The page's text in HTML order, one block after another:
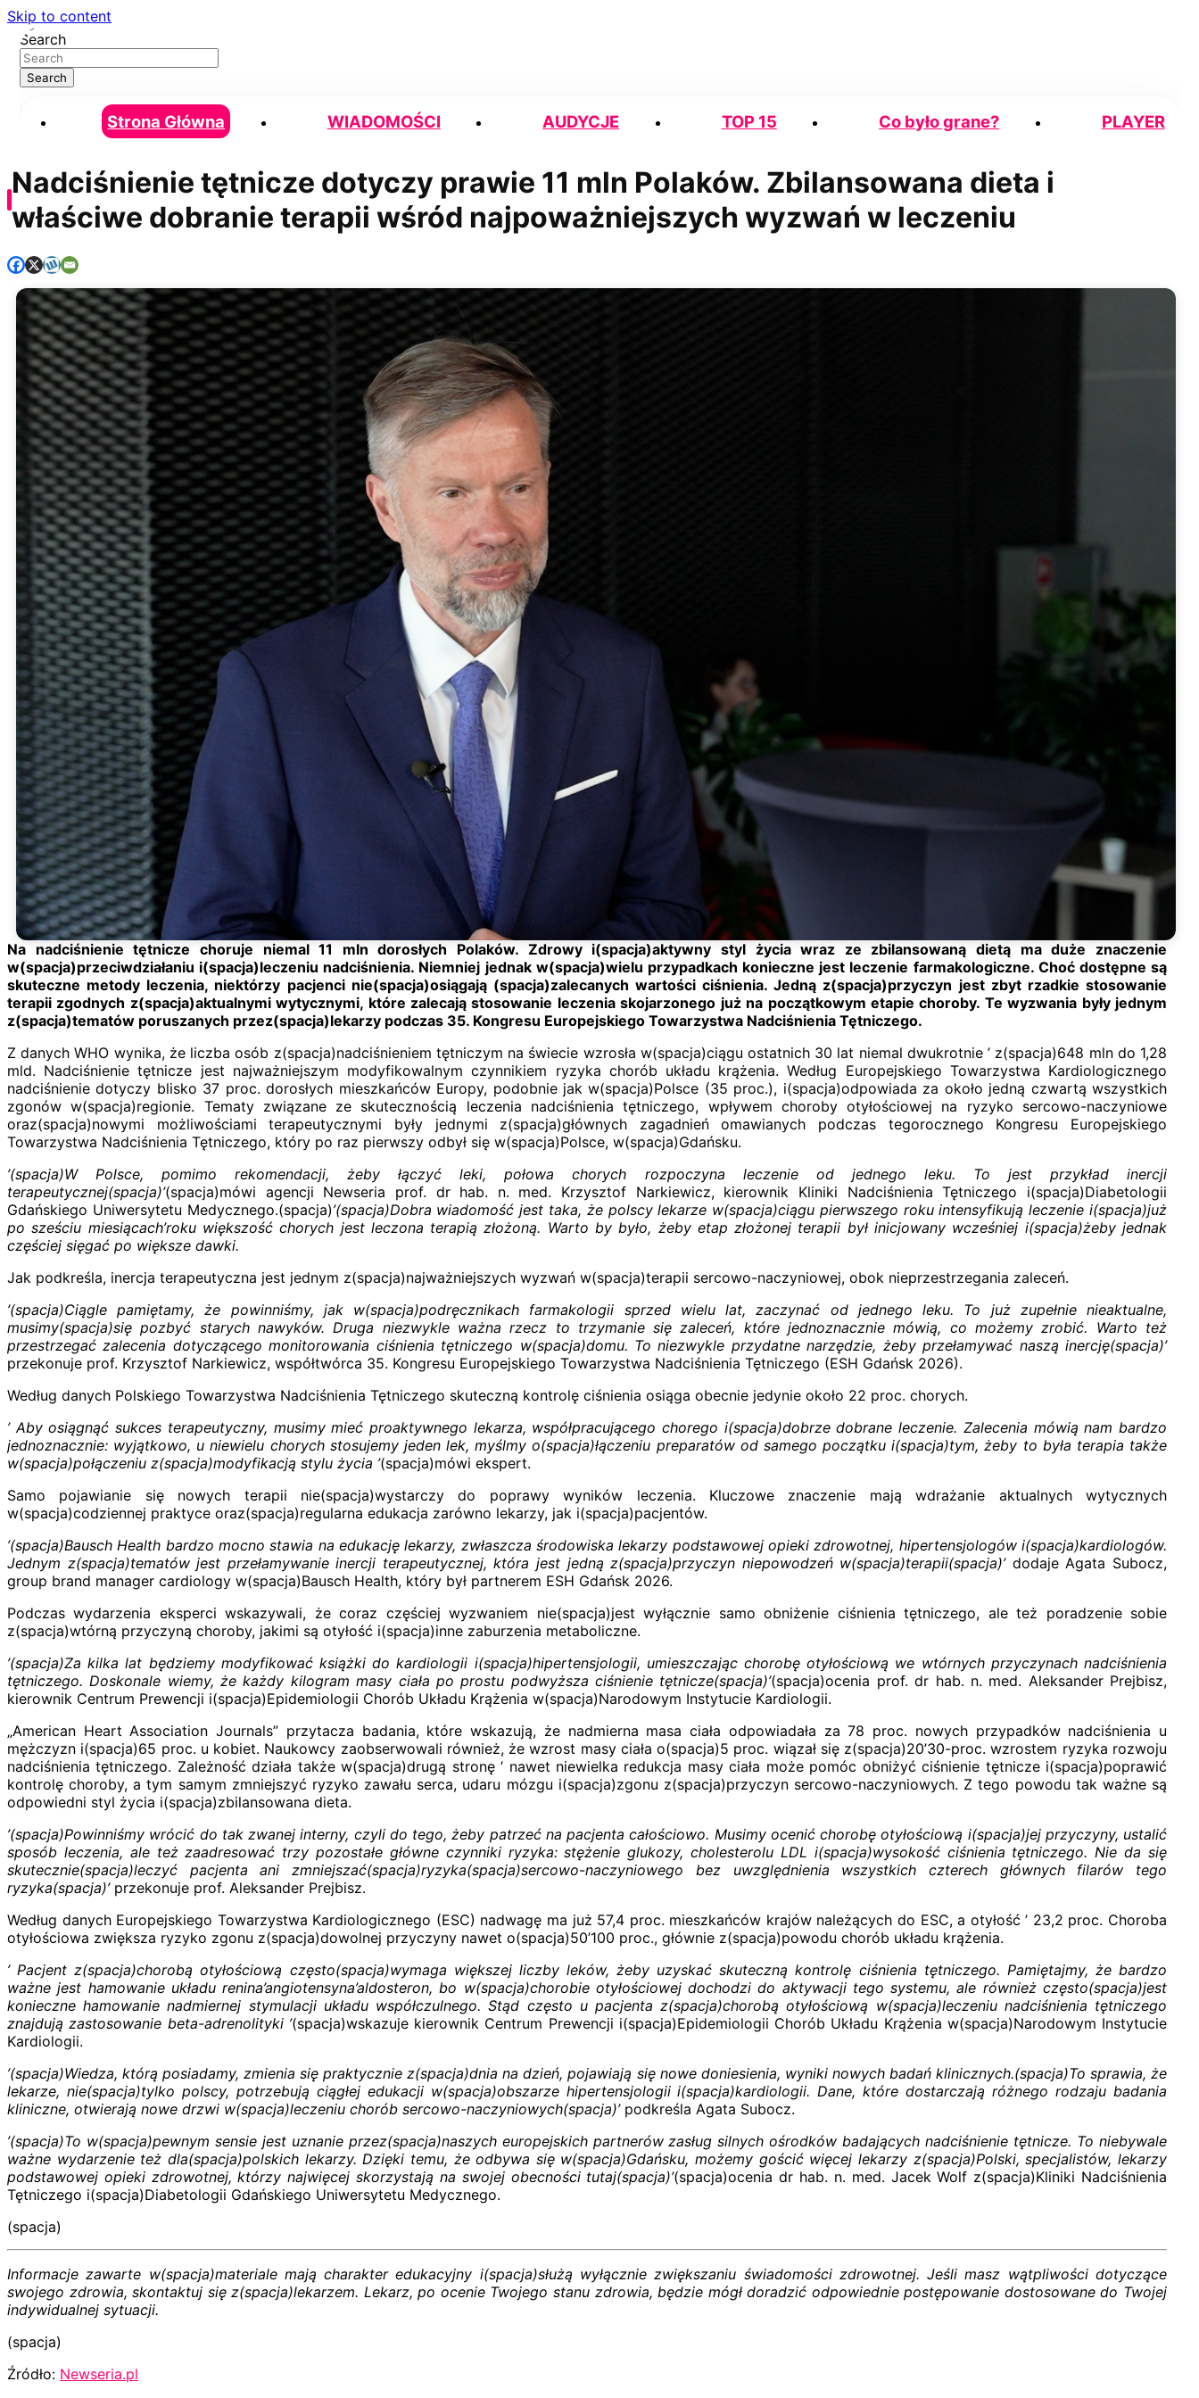
Skip to content
Search
Search
Strona Główna WIADOMOŚCI AUDYCJE TOP 15 Co było grane? PLAYER
Nadciśnienie tętnicze dotyczy prawie 11 mln Polaków. Zbilansowana dieta i
właściwe dobranie terapii wśród najpoważniejszych wyzwań w leczeniu
Na nadciśnienie tętnicze choruje niemal 11 mln dorosłych Polaków. Zdrowy i(spacja)aktywny styl życia wraz ze zbilansowaną dietą ma duże znaczenie
w(spacja)przeciwdziałaniu i(spacja)leczeniu nadciśnienia. Niemniej jednak w(spacja)wielu przypadkach konieczne jest leczenie farmakologiczne. Choć dostępne są
skuteczne metody leczenia, niektórzy pacjenci nie(spacja)osiągają (spacja)zalecanych wartości ciśnienia. Jedną z(spacja)przyczyn jest zbyt rzadkie stosowanie
terapii zgodnych z(spacja)aktualnymi wytycznymi, które zalecają stosowanie leczenia skojarzonego już na początkowym etapie choroby. Te wyzwania były jednym
z(spacja)tematów poruszanych przez(spacja)lekarzy podczas 35. Kongresu Europejskiego Towarzystwa Nadciśnienia Tętniczego.
Z danych WHO wynika, że liczba osób z(spacja)nadciśnieniem tętniczym na świecie wzrosła w(spacja)ciągu ostatnich 30 lat niemal dwukrotnie ’ z(spacja)648 mln do 1,28
mld. Nadciśnienie tętnicze jest najważniejszym modyfikowalnym czynnikiem ryzyka chorób układu krążenia. Według Europejskiego Towarzystwa Kardiologicznego
nadciśnienie dotyczy blisko 37 proc. dorosłych mieszkańców Europy, podobnie jak w(spacja)Polsce (35 proc.), i(spacja)odpowiada za około jedną czwartą wszystkich
zgonów w(spacja)regionie. Tematy związane ze skutecznością leczenia nadciśnienia tętniczego, wpływem choroby otyłościowej na ryzyko sercowo-naczyniowe
oraz(spacja)nowymi możliwościami terapeutycznymi były jednymi z(spacja)głównych zagadnień omawianych podczas tegorocznego Kongresu Europejskiego
Towarzystwa Nadciśnienia Tętniczego, który po raz pierwszy odbył się w(spacja)Polsce, w(spacja)Gdańsku.
’(spacja)W Polsce, pomimo rekomendacji, żeby łączyć leki, połowa chorych rozpoczyna leczenie od jednego leku. To jest przykład inercji
terapeutycznej(spacja)’(spacja)mówi agencji Newseria prof. dr hab. n. med. Krzysztof Narkiewicz, kierownik Kliniki Nadciśnienia Tętniczego i(spacja)Diabetologii
Gdańskiego Uniwersytetu Medycznego.(spacja)’(spacja)Dobra wiadomość jest taka, że polscy lekarze w(spacja)ciągu pierwszego roku intensyfikują leczenie i(spacja)już
po sześciu miesiącach’roku większość chorych jest leczona terapią złożoną. Warto by było, żeby etap złożonej terapii był inicjowany wcześniej i(spacja)żeby jednak
częściej sięgać po większe dawki.
Jak podkreśla, inercja terapeutyczna jest jednym z(spacja)najważniejszych wyzwań w(spacja)terapii sercowo-naczyniowej, obok nieprzestrzegania zaleceń.
’(spacja)Ciągle pamiętamy, że powinniśmy, jak w(spacja)podręcznikach farmakologii sprzed wielu lat, zaczynać od jednego leku. To już zupełnie nieaktualne,
musimy(spacja)siępozbyć starych nawyków. Druga niezwykle ważna rzecz to trzymanie się zaleceń, które jednoznacznie mówią, co możemy zrobić. Warto też
przestrzegać zalecenia dotyczącego monitorowania ciśnienia tętniczego w(spacja)domu. To niezwykle przydatne narzędzie, żeby przełamywać naszą inercję(spacja)’
przekonuje prof. Krzysztof Narkiewicz, współtwórca 35. Kongresu Europejskiego Towarzystwa Nadciśnienia Tętniczego (ESH Gdańsk 2026).
Według danych Polskiego Towarzystwa Nadciśnienia Tętniczego skuteczną kontrolę ciśnienia osiąga obecnie jedynie około 22 proc. chorych.
’ Aby osiągnąć sukces terapeutyczny, musimy mieć proaktywnego lekarza, współpracującego chorego i(spacja)dobrze dobrane leczenie. Zalecenia mówią nam bardzo
jednoznacznie: wyjątkowo, u niewielu chorych stosujemy jeden lek, myślmy o(spacja)łączeniu preparatów od samego początku i(spacja)tym, żeby to była terapia także
w(spacja)połączeniu z(spacja)modyfikacją stylu życia ’(spacja)mówi ekspert.
Samo pojawianie się nowych terapii nie(spacja)wystarczy do poprawy wyników leczenia. Kluczowe znaczenie mają wdrażanie aktualnych wytycznych
w(spacja)codziennej praktyce oraz(spacja)regularna edukacja zarówno lekarzy, jak i(spacja)pacjentów.
’(spacja)Bausch Health bardzo mocno stawia na edukację lekarzy, zwłaszcza środowiska lekarzy podstawowej opieki zdrowotnej, hipertensjologów i(spacja)kardiologów.
Jednym z(spacja)tematów jest przełamywanie inercji terapeutycznej, która jest jedną z(spacja)przyczyn niepowodzeń w(spacja)terapii(spacja)’dodaje Agata Subocz,
group brand manager cardiology w(spacja)Bausch Health, który był partnerem ESH Gdańsk 2026.
Podczas wydarzenia eksperci wskazywali, że coraz częściej wyzwaniem nie(spacja)jest wyłącznie samo obniżenie ciśnienia tętniczego, ale też poradzenie sobie
z(spacja)wtórną przyczyną choroby, jakimi są otyłość i(spacja)inne zaburzenia metaboliczne.
’(spacja)Za kilka lat będziemy modyfikować książki do kardiologii i(spacja)hipertensjologii, umieszczając chorobę otyłościową we wtórnych przyczynach nadciśnienia
tętniczego. Doskonale wiemy, że każdy kilogram masy ciała po prostu podwyższa ciśnienie tętnicze(spacja)’(spacja)ocenia prof. dr hab. n. med. Aleksander Prejbisz,
kierownik Centrum Prewencji i(spacja)Epidemiologii Chorób Układu Krążenia w(spacja)Narodowym Instytucie Kardiologii.
„American Heart Association Journals” przytacza badania, które wskazują, że nadmierna masa ciała odpowiadała za 78 proc. nowych przypadków nadciśnienia u
mężczyzn i(spacja)65 proc. u kobiet. Naukowcy zaobserwowali również, że wzrost masy ciała o(spacja)5 proc. wiązał się z(spacja)20’30-proc. wzrostem ryzyka rozwoju
nadciśnienia tętniczego. Zależność działa także w(spacja)drugą stronę ’ nawet niewielka redukcja masy ciała może pomóc obniżyć ciśnienie tętnicze i(spacja)poprawić
kontrolę choroby, a tym samym zmniejszyć ryzyko zawału serca, udaru mózgu i(spacja)zgonu z(spacja)przyczyn sercowo-naczyniowych. Z tego powodu tak ważne są
odpowiedni styl życia i(spacja)zbilansowana dieta.
’(spacja)Powinniśmy wrócić do tak zwanej interny, czyli do tego, żeby patrzeć na pacjenta całościowo. Musimy ocenić chorobę otyłościową i(spacja)jej przyczyny, ustalić
sposób leczenia, ale też zaadresować trzy pozostałe główne czynniki ryzyka: stężenie glukozy, cholesterolu LDL i(spacja)wysokość ciśnienia tętniczego. Nie da się
skutecznie(spacja)leczyć pacjenta ani zmniejszać(spacja)ryzyka(spacja)sercowo-naczyniowego bez uwzględnienia wszystkich czterech głównych filarów tego
ryzyka(spacja)’przekonuje prof. Aleksander Prejbisz.
Według danych Europejskiego Towarzystwa Kardiologicznego (ESC) nadwagę ma już 57,4 proc. mieszkańców krajów należących do ESC, a otyłość ’ 23,2 proc. Choroba
otyłościowa zwiększa ryzyko zgonu z(spacja)dowolnej przyczyny nawet o(spacja)50’100 proc., głównie z(spacja)powodu chorób układu krążenia.
’ Pacjent z(spacja)chorobą otyłościową często(spacja)wymaga większej liczby leków, żeby uzyskać skuteczną kontrolę ciśnienia tętniczego. Pamiętajmy, że bardzo
ważne jest hamowanie układu renina’angiotensyna’aldosteron, bo w(spacja)chorobie otyłościowej dochodzi do aktywacji tego systemu, ale również często(spacja)jest
konieczne hamowanie nadmiernej stymulacji układu współczulnego. Stąd często u pacjenta z(spacja)chorobą otyłościową w(spacja)leczeniu nadciśnienia tętniczego
znajdują zastosowanie beta-adrenolityki ’(spacja)wskazuje kierownik Centrum Prewencji i(spacja)Epidemiologii Chorób Układu Krążenia w(spacja)Narodowym Instytucie
Kardiologii.
’(spacja)Wiedza, którą posiadamy, zmienia się praktycznie z(spacja)dnia na dzień, pojawiają się nowe doniesienia, wyniki nowych badań klinicznych.(spacja)To sprawia, że
lekarze, nie(spacja)tylko polscy, potrzebują ciągłej edukacji w(spacja)obszarze hipertensjologii i(spacja)kardiologii. Dane, które dostarczają różnego rodzaju badania
kliniczne, otwierają nowe drzwi w(spacja)leczeniu chorób sercowo-naczyniowych(spacja)’podkreśla Agata Subocz.
’(spacja)To w(spacja)pewnym sensie jest uznanie przez(spacja)naszych europejskich partnerów zasług silnych ośrodków badających nadciśnienie tętnicze. To niebywale
ważne wydarzenie też dla(spacja)polskich lekarzy. Dzięki temu, że odbywa się w(spacja)Gdańsku, możemy gościć więcej lekarzy z(spacja)Polski, specjalistów, lekarzy
podstawowej opieki zdrowotnej, którzy najwięcej skorzystają na swojej obecności tutaj(spacja)’(spacja)ocenia dr hab. n. med. Jacek Wolf z(spacja)Kliniki Nadciśnienia
Tętniczego i(spacja)Diabetologii Gdańskiego Uniwersytetu Medycznego.
(spacja)
Informacje zawarte w(spacja)materiale mają charakter edukacyjny i(spacja)służą wyłącznie zwiększaniu świadomości zdrowotnej. Jeśli masz wątpliwości dotyczące
swojego zdrowia, skontaktuj się z(spacja)lekarzem. Lekarz, po ocenie Twojego stanu zdrowia, będzie mógł doradzić odpowiednie postępowanie dostosowane do Twojej
indywidualnej sytuacji.
(spacja)
Źródło: Newseria.pl